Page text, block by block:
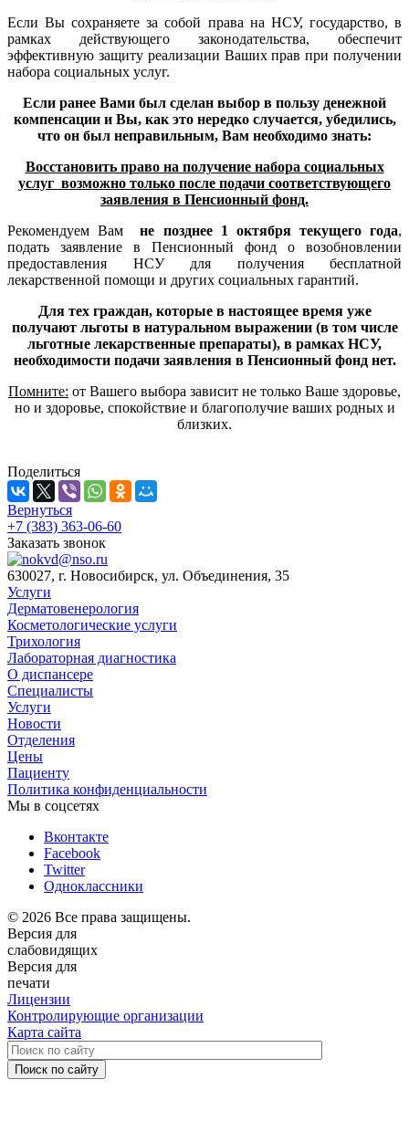
Если Вы сохраняете за собой права на НСУ, государство, в
рамках действующего законодательства, обеспечит
эффективную защиту реализации Ваших прав при получении
набора социальных услуг.
Если ранее Вами был сделан выбор в пользу денежной
компенсации и Вы, как это нередко случается, убедились,
что он был неправильным, Вам необходимо знать:
Восстановить право на получение набора социальных
услуг возможно только после подачи соответствующего
заявления в Пенсионный фонд.
Рекомендуем Вамне позднее 1 октября текущего года,
подать заявление в Пенсионный фонд о возобновлении
предоставления НСУ для получения бесплатной
лекарственной помощи и других социальных гарантий.
Для тех граждан, которые в настоящее время уже
получают льготы в натуральном выражении (в том числе
льготные лекарственные препараты), в рамках НСУ,
необходимости подачи заявления в Пенсионный фонд нет.
Помните: от Вашего выбора зависит не только Ваше здоровье,
но и здоровье, спокойствие и благополучие ваших родных и
близких.
Поделиться
Вернуться
+7 (383) 363-06-60
Заказать звонок
630027, г. Новосибирск, ул. Объединения, 35
Услуги
Дерматовенерология
Косметологические услуги
Трихология
Лабораторная диагностика
О диспансере
Специалисты
Услуги
Новости
Отделения
Цены
Пациенту
Политика конфиденциальности
Мы в соцсетях
Вконтакте
Facebook
Twitter
Одноклассники
© 2026 Все права защищены.
Версия для
слабовидящих
Версия для
печати
Лицензии
Контролирующие организации
Карта сайта
Поиск по сайту